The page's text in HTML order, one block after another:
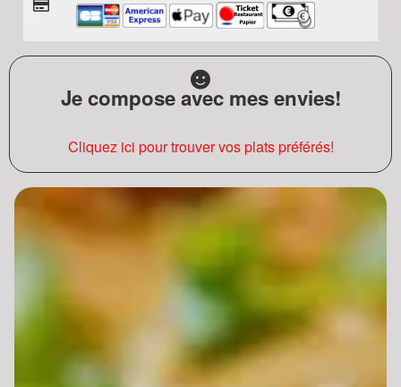
Je compose avec mes envies!
Cliquez ici pour trouver vos plats préférés!